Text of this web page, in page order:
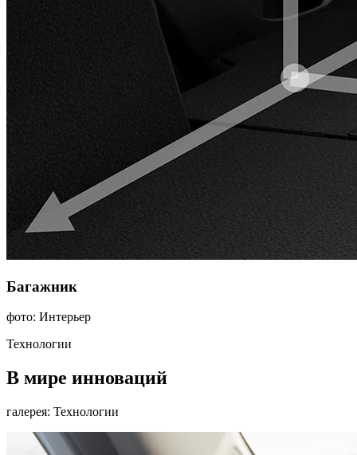
Багажник
фото: Интерьер
Технологии
В мире инноваций
галерея: Технологии